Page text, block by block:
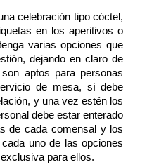
celebración tipo cóctel,
en los aperitivos o
varias opciones que
dejando en claro de
aptos para personas
de mesa, sí debe
y una vez estén los
debe estar enterado
de cada comensal y los
uno de las opciones
para ellos.